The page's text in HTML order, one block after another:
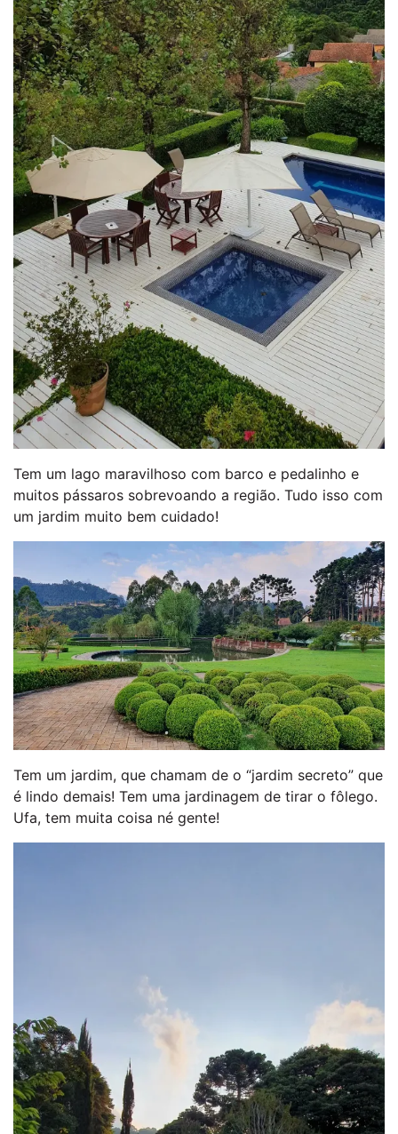
Tem um lago maravilhoso com barco e pedalinho e
muitos pássaros sobrevoando a região. Tudo isso com
um jardim muito bem cuidado!
Tem um jardim, que chamam de o “jardim secreto” que
é lindo demais! Tem uma jardinagem de tirar o fôlego.
Ufa, tem muita coisa né gente!